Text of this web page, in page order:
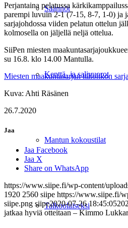
Säännöt
Kenttä- ja salivuorot
Mantun kokoustilat
Talkoolaiseksi
Perjantaina pelatussa
parempi luvuin 2-1 (7-15, 8-7, 1-0) ja
sarjajohdossa viiden pelatun ottelun
kolmosella on jäljellä neljä ottelua.
SiiPen miesten
su 16.8. klo 14.00 Mantulla.
Miesten maakuntasarjan itälohkon
Kuva: Ahti Räsänen
26.7.2020
Jaa
Jaa Facebook
Jaa X
Share on WhatsApp
https://www.siipe.fi/wp-content/
1920 2560 siipe https://www.siipe.fi/
siipe.png siipe2020-07-26 18:45:05
jatkaa hyviä otteitaan – Kimmo